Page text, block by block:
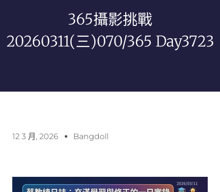
365攝影挑戰
20260311(三)070/365 Day3723
12 3 月, 2026 Bangdoll